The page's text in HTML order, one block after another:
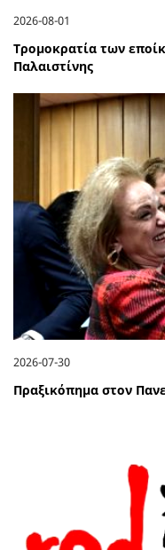
2026-08-01
Τρομοκρατία των
Παλαιστίνης
2026-07-30
Πραξικόπημα στον